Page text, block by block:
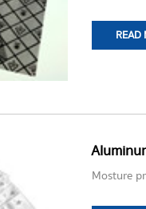
READ
Mosture